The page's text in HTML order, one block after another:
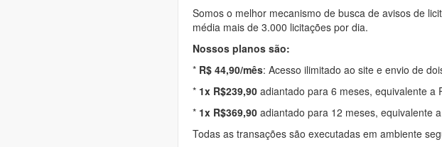
Somos o melhor mecanismo de busca de avisos de
média mais de 3.000 licitações por dia.
Nossos planos são:
* R$ 44,90/mês: Acesso ilimitado ao site e envio de
* 1x R$239,90 adiantado para 6 meses, equivalente a
* 1x R$369,90 adiantado para 12 meses, equivalente
Todas as transações são executadas em ambiente